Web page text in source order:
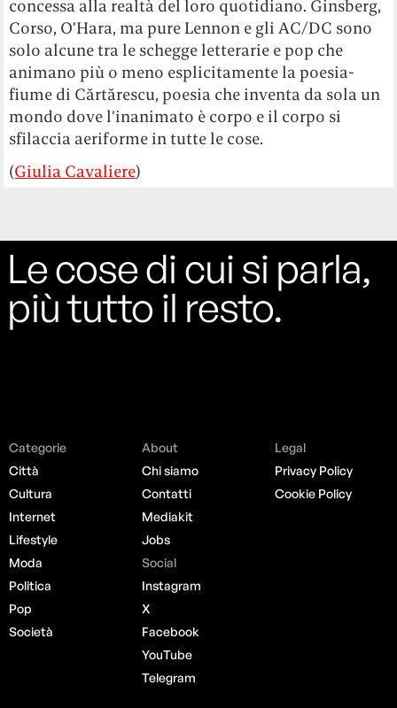
concessa alla realtà del loro quotidiano. Ginsberg,
Corso, O’Hara, ma pure Lennon e gli AC/DC sono
solo alcune tra le schegge letterarie e pop che
animano più o meno esplicitamente la poesia-
fiume di Cărtărescu, poesia che inventa da sola un
mondo dove l’inanimato è corpo e il corpo si
sfilaccia aeriforme in tutte le cose.
(Giulia Cavaliere)
Le cose di cui si parla,
più tutto il resto.
Categorie
Città
Cultura
Internet
Lifestyle
Moda
Politica
Pop
Società
About
Chi siamo
Contatti
Mediakit
Jobs
Social
Instagram
X
Facebook
YouTube
Telegram
Legal
Privacy Policy
Cookie Policy